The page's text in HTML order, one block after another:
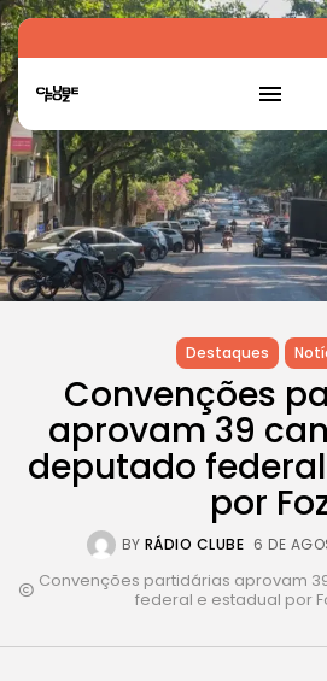
Destaques
Convenções
aprovam 39
deputado
por
BY RÁDIO CLUBE 6 DE
Convenções partidárias aprovam
federal e estadual por